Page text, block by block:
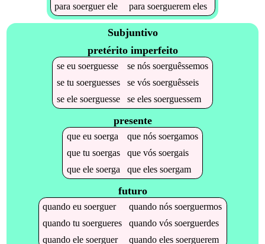
parasoerguerele parasoerguerem eles
Subjuntivo
pretérito imperfeito
se eu soerguesse se nós soerguêssemos
se tu soerguesses se vós soerguêsseis
se ele soerguesse se eles soerguessem
presente
que eu soerga que nós soergamos
que tu soergas que vós soergais
que ele soerga que eles soergam
futuro
quandoeusoerguer quandonóssoerguermos
quandotusoergueres quandovóssoerguerdes
quandoelesoerguer quandoelessoerguerem